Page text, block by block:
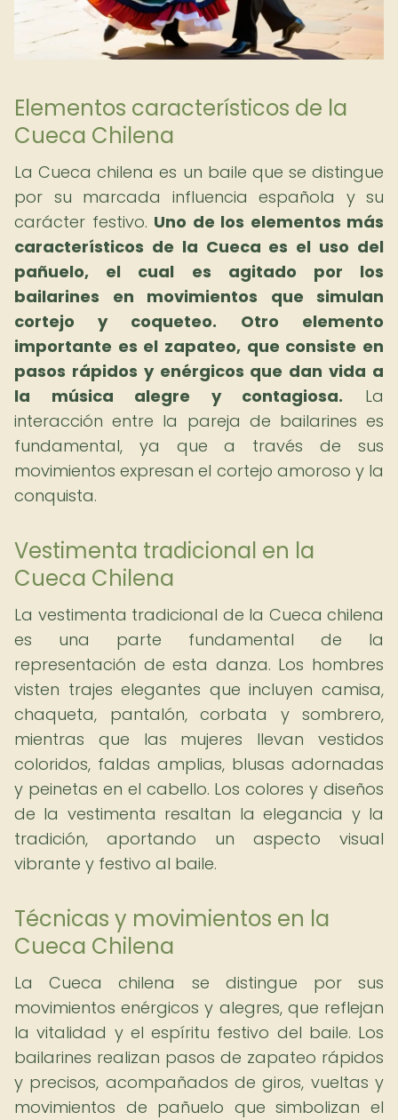
Elementos característicos de la
Cueca Chilena
La Cueca chilena es un baile que se distingue
por su marcada influencia española y su
carácter festivo. Uno de los elementos más
característicos de la Cueca es el uso del
pañuelo, el cual es agitado por los
bailarines en movimientos que simulan
cortejo y coqueteo.
Otro elemento
importante es el zapateo, que consiste en
pasos rápidos y enérgicos que dan vida a
la música alegre y contagiosa. La
interacción entre la pareja de bailarines es
fundamental, ya que a través de sus
movimientos expresan el cortejo amoroso y la
conquista.
Vestimenta tradicional en la
Cueca Chilena
La vestimenta tradicional de la Cueca chilena
es una parte fundamental de la
representación de esta danza. Los hombres
visten trajes elegantes que incluyen camisa,
chaqueta, pantalón, corbata y sombrero,
mientras que las mujeres llevan vestidos
coloridos, faldas amplias, blusas adornadas
y peinetas en el cabello. Los colores y diseños
de la vestimenta resaltan la elegancia y la
tradición, aportando un aspecto visual
vibrante y festivo al baile.
Técnicas y movimientos en la
Cueca Chilena
La Cueca chilena se distingue por sus
movimientos enérgicos y alegres, que reflejan
la vitalidad y el espíritu festivo del baile. Los
bailarines realizan pasos de zapateo rápidos
y precisos, acompañados de giros, vueltas y
movimientos de pañuelo que simbolizan el